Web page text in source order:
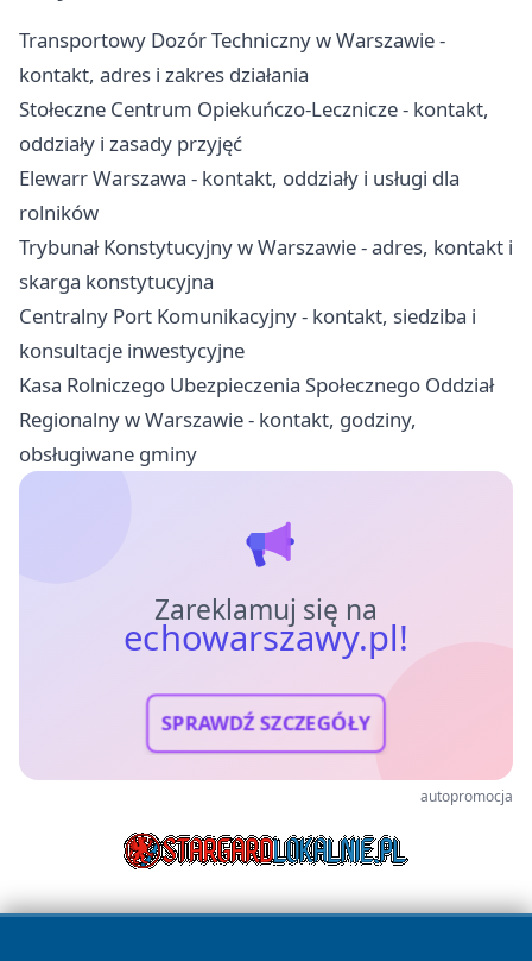
Transportowy Dozór Techniczny w Warszawie -
kontakt, adres i zakres działania
Stołeczne Centrum Opiekuńczo-Lecznicze - kontakt,
oddziały i zasady przyjęć
Elewarr Warszawa - kontakt, oddziały i usługi dla
rolników
Trybunał Konstytucyjny w Warszawie - adres, kontakt i
skarga konstytucyjna
Centralny Port Komunikacyjny - kontakt, siedziba i
konsultacje inwestycyjne
Kasa Rolniczego Ubezpieczenia Społecznego Oddział
Regionalny w Warszawie - kontakt, godziny,
obsługiwane gminy
Zareklamuj się na
echowarszawy.pl!
SPRAWDŹ SZCZEGÓŁY
autopromocja